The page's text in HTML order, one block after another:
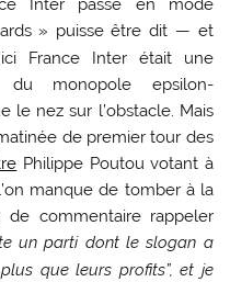
Inter passe en mode
» puisse être dit — et
France Inter était une
du monopole epsilon-
le nez sur l’obstacle. Mais
de premier tour des
Philippe Poutou votant à
manque de tomber à la
commentaire rappeler
un parti dont le slogan a
que leurs profits”, et je